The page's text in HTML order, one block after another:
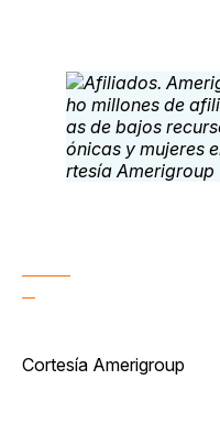
Cortesía Amerigroup